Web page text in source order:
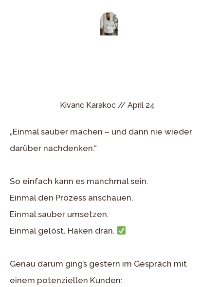
Kivanc Karakoc // April 24
„Einmal sauber machen – und dann nie wieder
darüber nachdenken.“
So einfach kann es manchmal sein.
Einmal den Prozess anschauen.
Einmal sauber umsetzen.
Einmal gelöst. Haken dran.
Genau darum ging’s gestern im Gespräch mit
einem potenziellen Kunden: